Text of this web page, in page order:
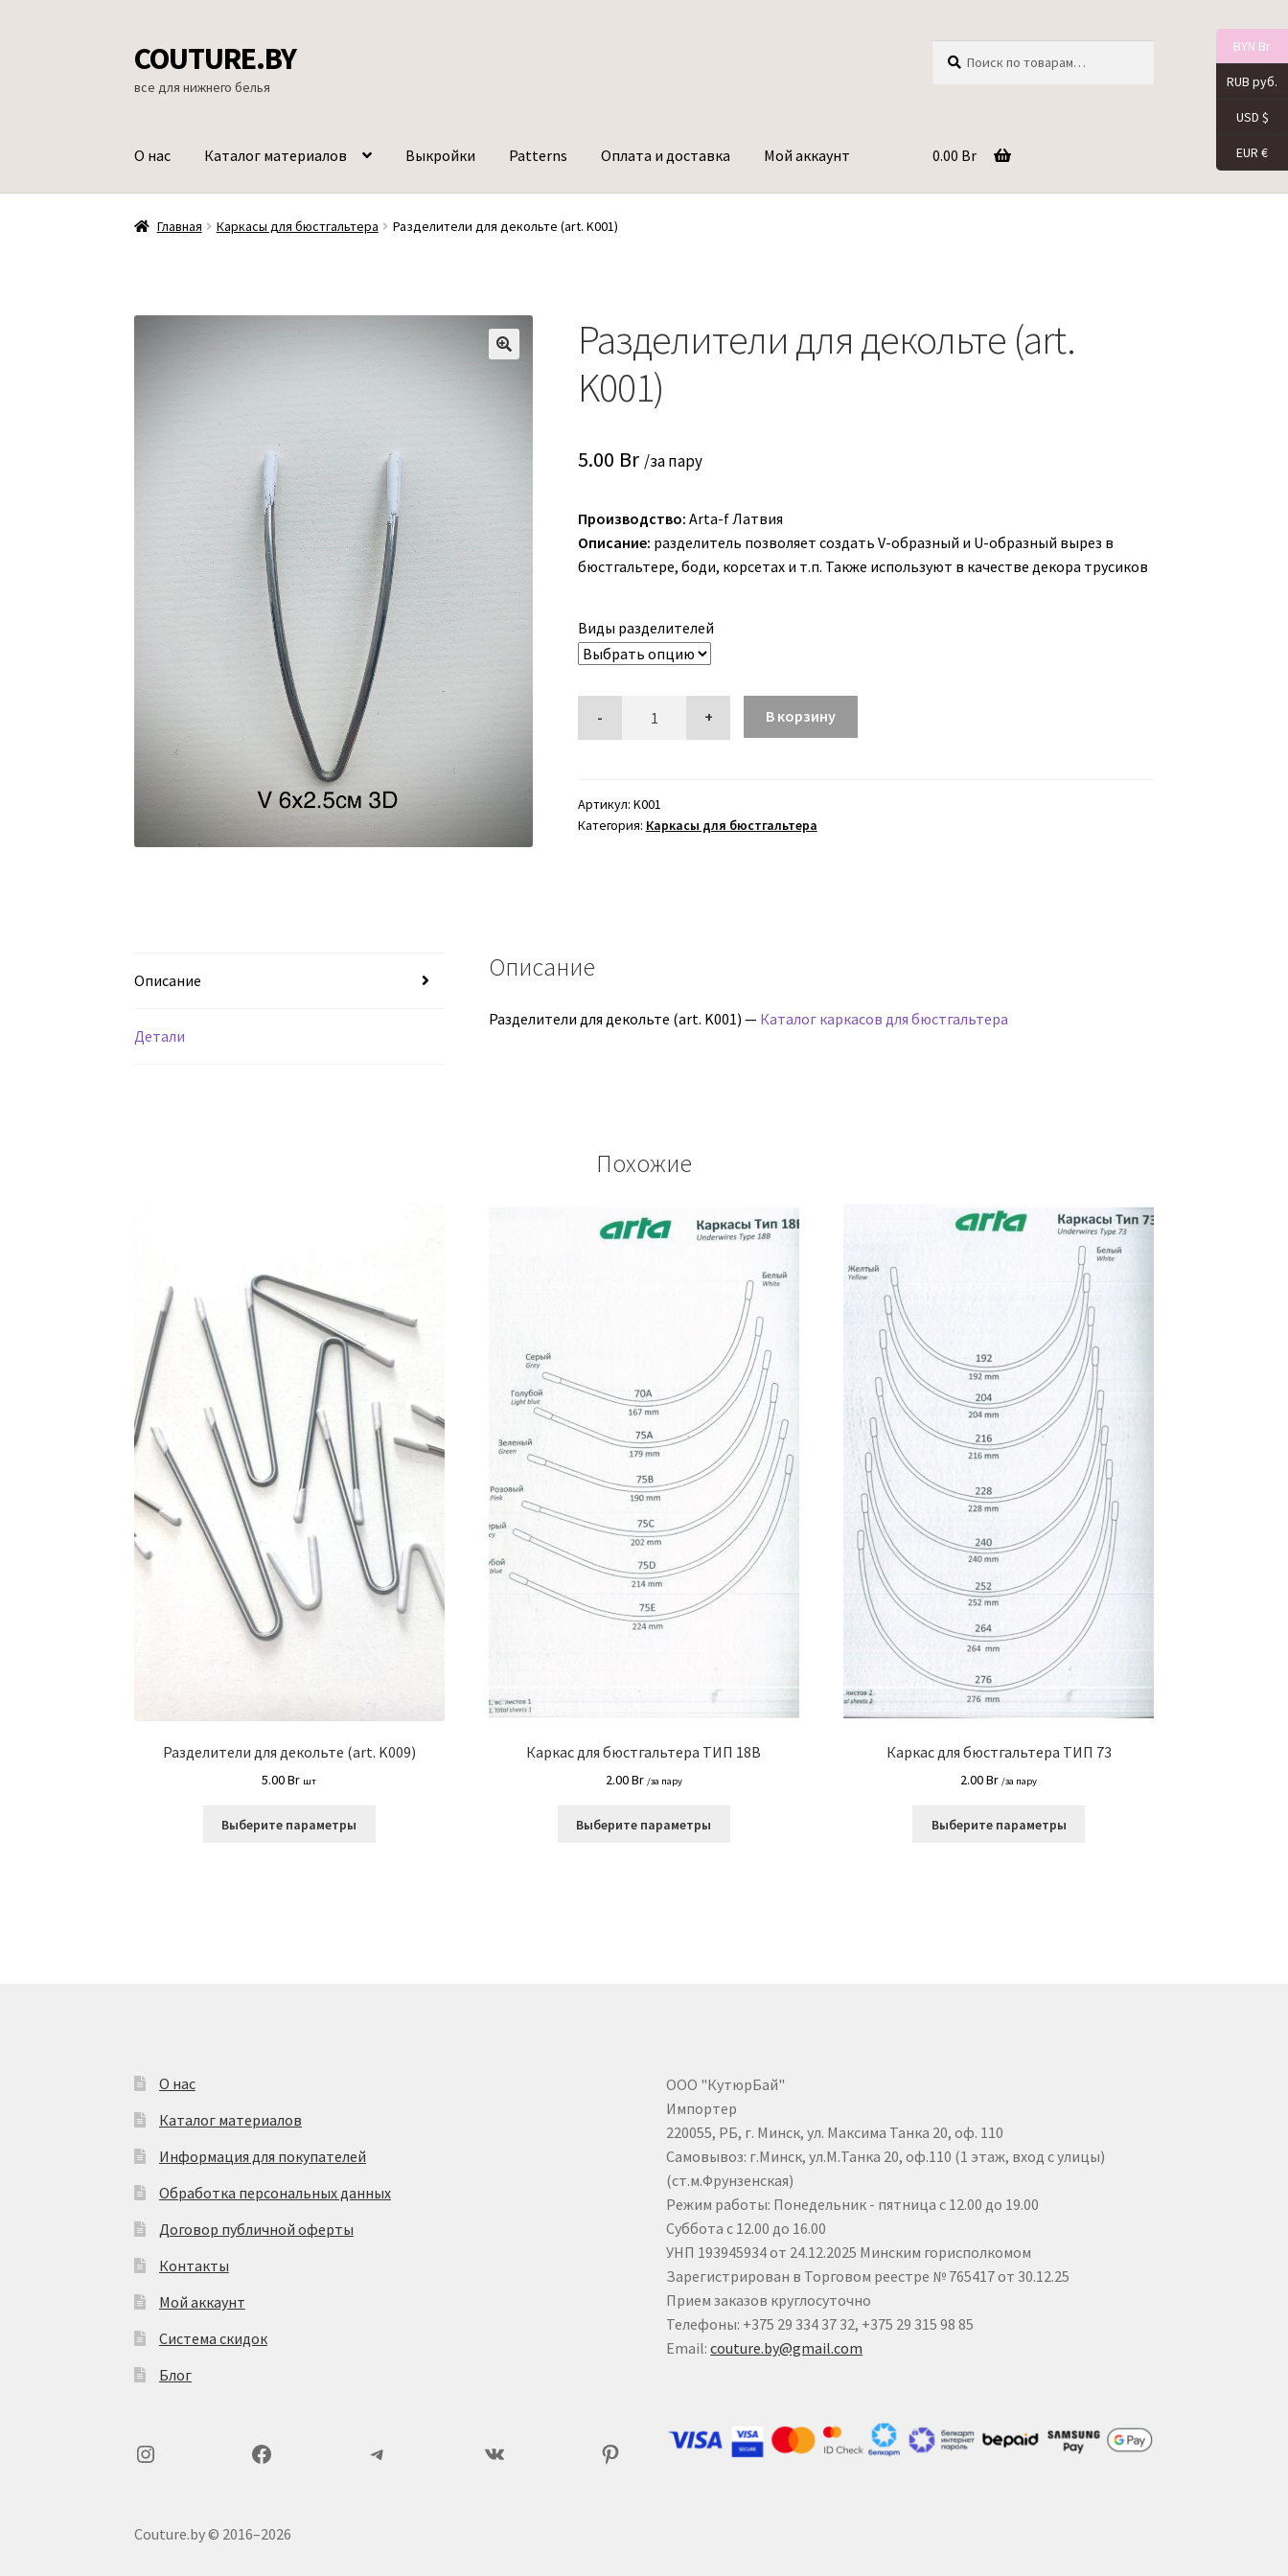
Перейти
к
навигации
Перейти
к
содержимому
COUTURE.BY
все для нижнего белья
О нас Каталог материалов Выкройки Patterns Оплата и доставка Мой аккаунт 0.00 Br
Главная Каркасы для бюстгальтера Разделители для декольте (art. K001)
Разделители для декольте (art.
K001)
5.00 Br /за пару
Производство: Arta-f Латвия
Описание: разделитель позволяет создать V-образный и U-образный вырез в
бюстгальтере, боди, корсетах и т.п. Также используют в качестве декора трусиков
Виды разделителей
В корзину
Артикул: K001
Категория: Каркасы для бюстгальтера
Описание
Детали
Описание
Разделители для декольте (art. K001) — Каталог каркасов для бюстгальтера
Похожие
Разделители для декольте (art. K009)
5.00Br шт
Выберите параметры
Каркас для бюстгальтера ТИП 18B
2.00Br /за пару
Выберите параметры
Каркас для бюстгальтера ТИП 73
2.00Br /за пару
Выберите параметры
О нас
Каталог материалов
Информация для покупателей
Обработка персональных данных
Договор публичной оферты
Контакты
Мой аккаунт
Система скидок
Блог
Instagram Facebook Telegram ВКонтакте Pinterest
Couture.by © 2016–2026
ООО "КутюрБай"
Импортер
220055, РБ, г. Минск, ул. Максима Танка 20, оф. 110
Самовывоз: г.Минск, ул.М.Танка 20, оф.110 (1 этаж, вход с улицы)
(ст.м.Фрунзенская)
Режим работы: Понедельник - пятница с 12.00 до 19.00
Суббота с 12.00 до 16.00
УНП 193945934 от 24.12.2025 Минским горисполкомом
Зарегистрирован в Торговом реестре № 765417 от 30.12.25
Прием заказов круглосуточно
Телефоны: +375 29 334 37 32, +375 29 315 98 85
Email:couture.by@gmail.com
BYN Br
RUB руб.
USD $
EUR €